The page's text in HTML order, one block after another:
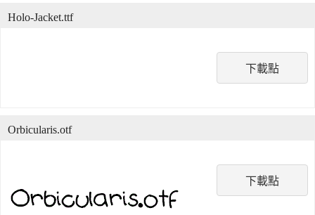
下載點
Holo-Jacket.ttf
下載點
Orbicularis.otf